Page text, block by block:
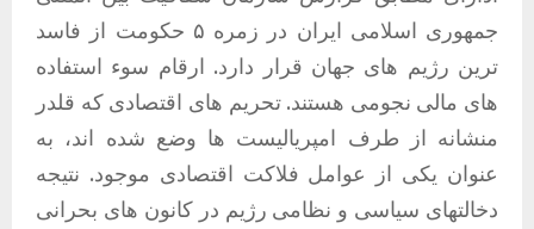
جمهوری اسلامی ایران در زمره ۵ حکومت از فاسد
ترین رژیم های جهان قرار دارد. ارقام سوء استفاده
های مالی نجومی هستند. تحریم های اقتصادی که قلدر
منشانه از طرف امپریالیست ها وضع شده اند، به
عنوان یکی از عوامل فلاکت اقتصادی موجود. نتیجه
دخالتهای سیاسی و نظامی رژیم در کانون های بحرانی